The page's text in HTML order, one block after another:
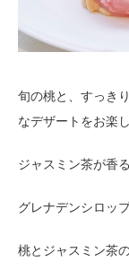
旬の桃と、すっき
なデザートをお楽
ジャスミン茶が香
グレナデンシロッ
桃とジャスミン茶